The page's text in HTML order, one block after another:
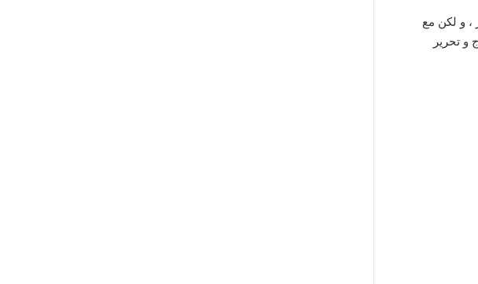
، و لكن مع
و تحرير